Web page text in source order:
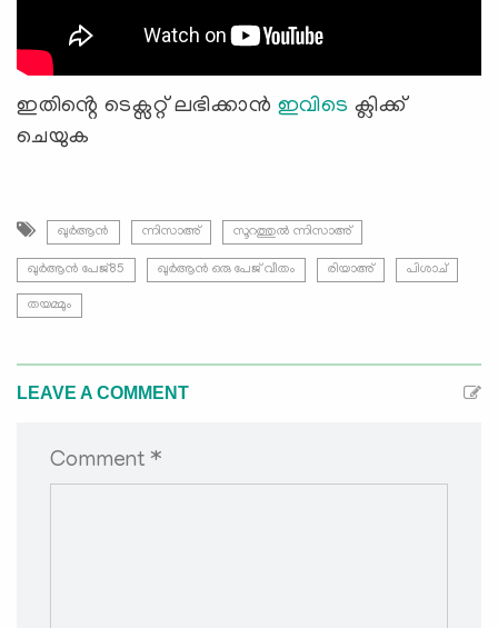
ഇതിൻ്റെ ടെക്സറ്റ് ലഭിക്കാൻ ഇവിടെ ക്ലിക്ക്
ചെയുക
ഖുർആൻ ന്നിസാഅ് സൂറത്തുല്‍ ന്നിസാഅ്
ഖുർആൻ പേജ്85 ഖുർആൻ ഒരു പേജ് വീതം രിയാഅ് പിശാച്
തയമ്മും
LEAVE A COMMENT
Comment *